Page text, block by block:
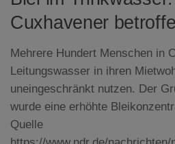
Cuxhavener
Mehrere Hundert Menschen in
Leitungswasser in ihren
uneingeschränkt nutzen. Der
wurde eine erhöhte
Quelle